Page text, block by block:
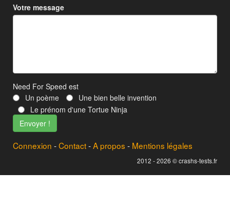
Votre message
Need For Speed est
Un poème
Une bien belle invention
Le prénom d'une Tortue Ninja
Connexion -Contact-A propos - Mentions légales
2012 - 2026 © crashs-tests.fr